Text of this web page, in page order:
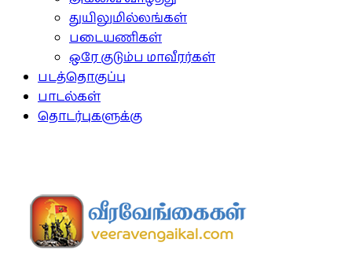
துயிலுமில்லங்கள்
படையணிகள்
ஒரே குடும்ப மாவீரர்கள்
படத்தொகுப்பு
பாடல்கள்
தொடர்புகளுக்கு